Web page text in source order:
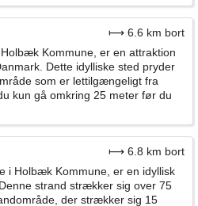
⟼ 6.6 km bort
Kommune, er en attraktion
Dette idylliske sted pryder
som er lettilgængeligt fra
kun gå omkring 25 meter før du
⟼ 6.8 km bort
i Holbæk Kommune, er en idyllisk
strand strækker sig over 75
der strækker sig 15